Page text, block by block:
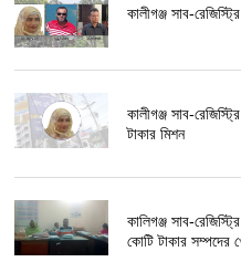
কালীগঞ্জ সাব-
কালীগঞ্জ সাব-
টাকার মিশন
কালিগঞ্জ সাব-
কোটি টাকার সম্পদের